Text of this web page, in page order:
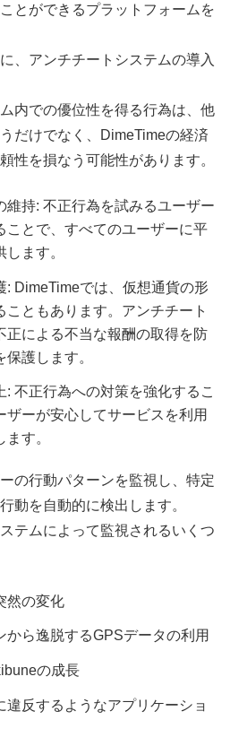
とができるプラットフォームを
、アンチチートシステムの導入
内での優位性を得る行為は、他
だけでなく、DimeTimeの経済
性を損なう可能性があります。
維持: 不正行為を試みるユーザー
ことで、すべてのユーザーに平
ます。
: DimeTimeでは、仮想通貨の形
こともあります。アンチチート
正による不当な報酬の取得を防
護します。
: 不正行為への対策を強化するこ
ザーが安心してサービスを利用
す。
の行動パターンを監視し、特定
動を自動的に検出します。
テムによって監視されるいくつ
然の変化
から逸脱するGPSデータの利用
の成長
違反するようなアプリケーショ